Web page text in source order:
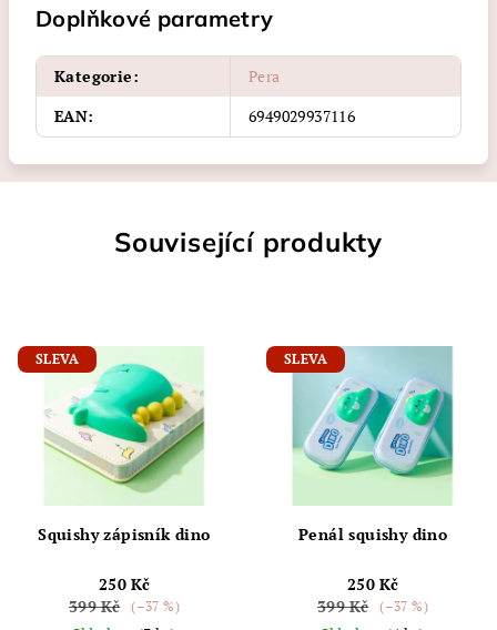
Doplňkové parametry
Kategorie:
Pera
EAN: 6949029937116
Související produkty
SLEVA
Squishy zápisník dino
250 Kč
399 Kč
(–37 %)
SLEVA
Penál squishy dino
250 Kč
399 Kč
(–37 %)